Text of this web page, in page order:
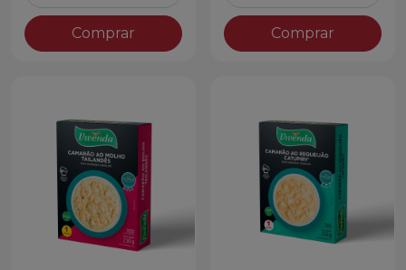
Comprar Comprar